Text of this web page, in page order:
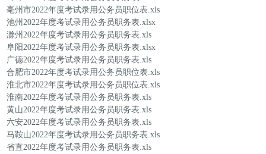
亳州市2022年度考试录用公务员职位表.xls
池州2022年度考试录用公务员职务表.xlsx
滁州2022年度考试录用公务员职务表.xls
阜阳2022年度考试录用公务员职务表.xlsx
广德2022年度考试录用公务员职务表.xls
合肥市2022年度考试录用公务员职位表.xls
淮北市2022年度考试录用公务员职位表.xls
淮南2022年度考试录用公务员职务表.xls
黄山2022年度考试录用公务员职务表.xls
六安2022年度考试录用公务员职务表.xls
马鞍山2022年度考试录用公务员职务表.xls
省直2022年度考试录用公务员职务表.xls